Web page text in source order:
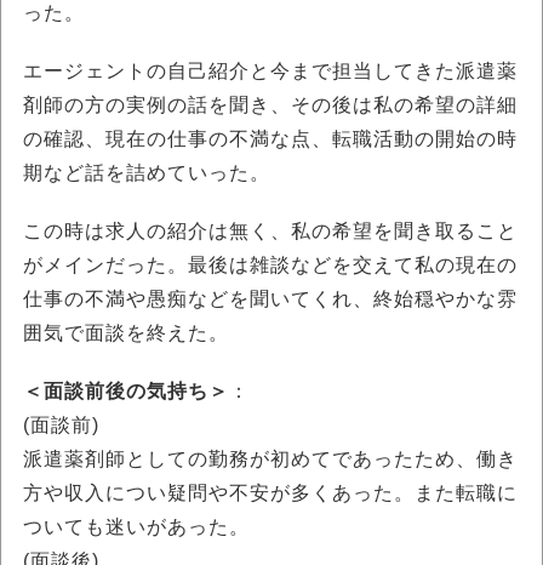
った。
エージェントの自己紹介と今まで担当してきた派遣薬
剤師の方の実例の話を聞き、その後は私の希望の詳細
の確認、現在の仕事の不満な点、転職活動の開始の時
期など話を詰めていった。
この時は求人の紹介は無く、私の希望を聞き取ること
がメインだった。最後は雑談などを交えて私の現在の
仕事の不満や愚痴などを聞いてくれ、終始穏やかな雰
囲気で面談を終えた。
＜面談前後の気持ち＞
：
(面談前)
派遣薬剤師としての勤務が初めてであったため、働き
方や収入につい疑問や不安が多くあった。また転職に
ついても迷いがあった。
(面談後)